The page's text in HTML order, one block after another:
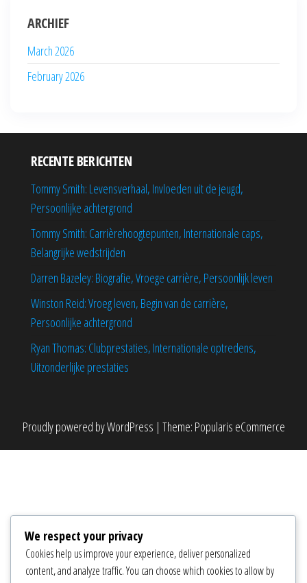
ARCHIEF
March 2026
February 2026
RECENTE BERICHTEN
Tommy Smith: Levensverhaal, Invloeden uit de jeugd,
Persoonlijke achtergrond
Tommy Smith: Carrièrehoogtepunten, Internationale caps,
Belangrijke wedstrijden
Darren Bazeley: Biografie, Vroege carrière, Persoonlijk leven
Winston Reid: Vroeg leven, Begin van de carrière,
Persoonlijke achtergrond
Ryan Thomas: Clubprestaties, Internationale optredens,
Uitzonderlijke prestaties
Proudly powered byWordPress | Theme: Popularis eCommerce
We respect your privacy
Cookies help us improve your experience, deliver personalized
content, and analyze traffic. You can choose which cookies to allow by